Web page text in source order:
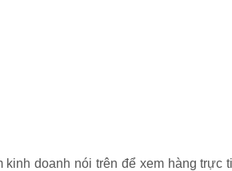
doanh nói trên để xem hàng trực